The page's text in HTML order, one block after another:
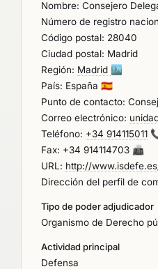
Nombre: Consejero
Número de registro
Código postal: 28040
Ciudad postal: Madrid
Región: Madrid 🏙️
País: España 🇪🇸
Punto de contacto:
Correo electrónico:
Teléfono: +34 914115011
Fax: +34 914114703 📠
URL: http://
Dirección del perfil de
Tipo de poder adjudicador
Organismo de Derecho
Actividad principal
Defensa